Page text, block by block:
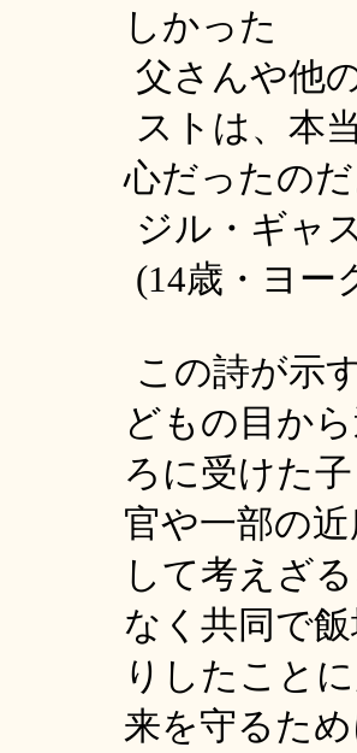
しかった
父さんや他
ストは、本
心だったの
ジル・ギャ
(14歳・ヨー
この詩が示
どもの目か
ろに受けた
官や一部の
して考えざ
なく共同で
りしたこと
来を守るた